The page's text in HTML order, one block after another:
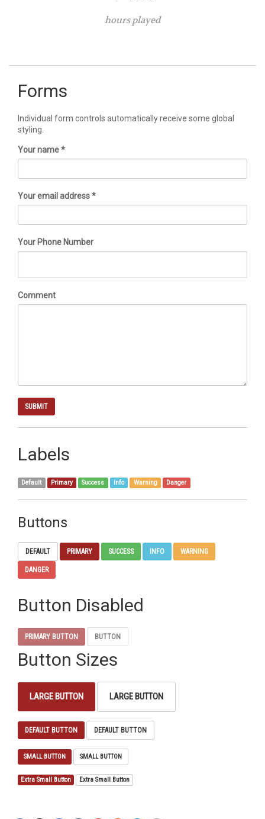
hours played
Forms
Individual form controls automatically receive some global
styling.
Your name *
Your email address *
Your Phone Number
Comment
Labels
Default Primary Success Info Warning Danger
Buttons
DEFAULT PRIMARY SUCCESS INFO WARNING
DANGER
Button Disabled
PRIMARY BUTTON BUTTON
Button Sizes
LARGE BUTTON LARGE BUTTON
DEFAULT BUTTON DEFAULT BUTTON
SMALL BUTTON SMALL BUTTON
Extra Small Button Extra Small Button